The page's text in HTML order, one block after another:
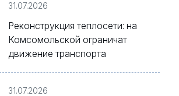
31.07.2026
Реконструкция теплосети: на
Комсомольской ограничат
движение транспорта
31.07.2026